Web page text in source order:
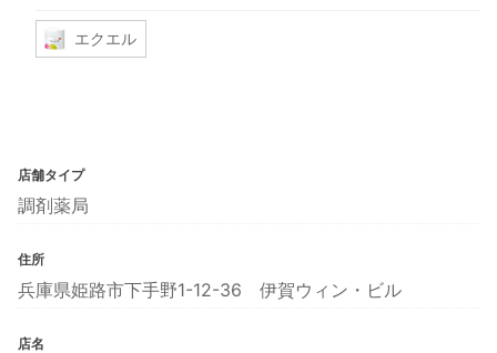
エクエル
店舗タイプ
調剤薬局
住所
兵庫県姫路市下手野1-12-36 伊賀ウィン・ビル
店名